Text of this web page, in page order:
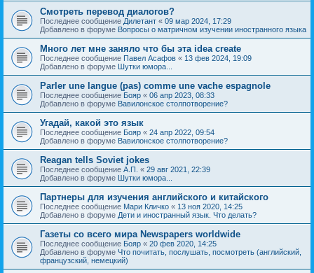
Смотреть перевод диалогов?
Последнее сообщение Дилетант « 09 мар 2024, 17:29
Добавлено в форуме Вопросы о матричном изучении иностранного языка
Много лет мне заняло что бы эта idea create
Последнее сообщение Павел Асафов « 13 фев 2024, 19:09
Добавлено в форуме Шутки юмора...
Parler une langue (pas) comme une vache espagnole
Последнее сообщение Бояр « 06 апр 2023, 08:33
Добавлено в форуме Вавилонское столпотворение?
Угадай, какой это язык
Последнее сообщение Бояр « 24 апр 2022, 09:54
Добавлено в форуме Вавилонское столпотворение?
Reagan tells Soviet jokes
Последнее сообщение А.П. « 29 авг 2021, 22:39
Добавлено в форуме Шутки юмора...
Партнеры для изучения английского и китайского
Последнее сообщение Мари Кличко « 13 ноя 2020, 14:25
Добавлено в форуме Дети и иностранный язык. Что делать?
Газеты со всего мира Newspapers worldwide
Последнее сообщение Бояр « 20 фев 2020, 14:25
Добавлено в форуме Что почитать, послушать, посмотреть (английский,
французский, немецкий)